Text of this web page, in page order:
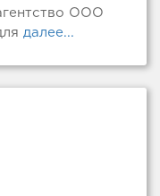
ООО
далее...